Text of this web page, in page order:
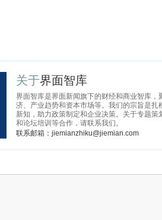
关于界面智库
界面智库是界面新闻旗下的财经和商业智库，
济、产业趋势和资本市场等。我们的宗旨是扎
新知，助力政策制定和企业决策。关于专题策
和论坛培训等合作，请联系我们。
联系邮箱：jiemianzhiku@jiemian.com